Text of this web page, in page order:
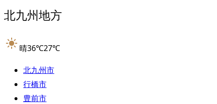
北九州地方
晴36℃27℃
北九州市
行橋市
豊前市